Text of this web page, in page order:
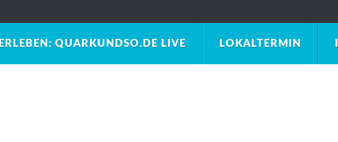
ERLEBEN: QUARKUNDSO.DE LIVE LOKALTERMIN